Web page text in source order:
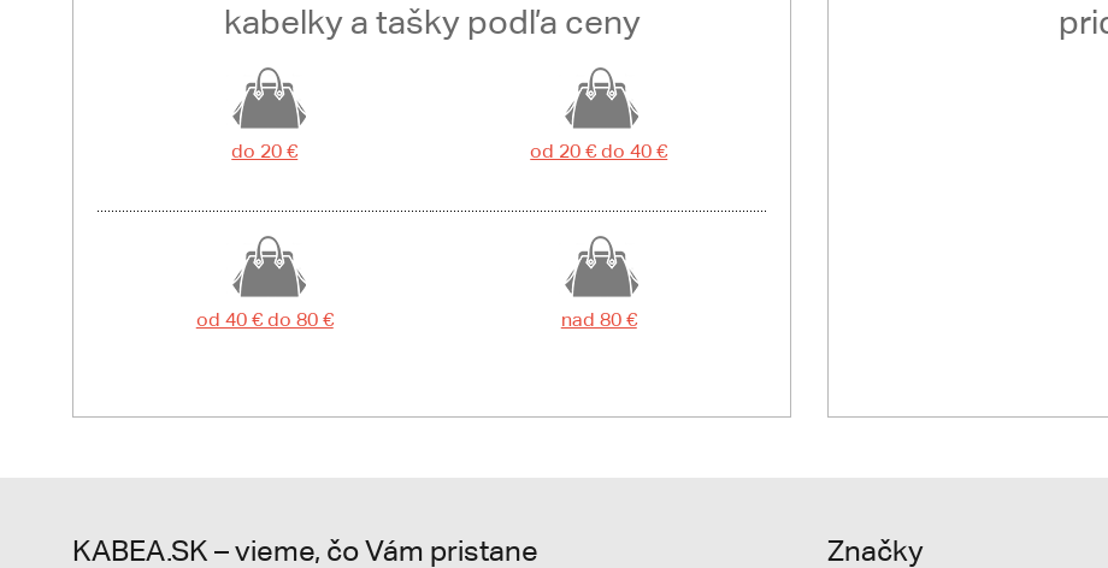
kabelky a tašky podľa ceny
do 20 € od 20 € do 40 €
od 40 € do 80 € nad 80 €
KABEA.SK – vieme, čo Vám pristane Značky